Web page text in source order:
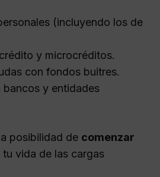
(incluyendo los de
y microcréditos.
con fondos buitres.
bancos y entidades
posibilidad de comenzar
tu vida de las cargas